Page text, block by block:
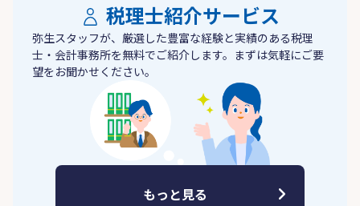
税理士紹介サービス
弥生スタッフが、厳選した豊富な経験と実績のある税理
士・会計事務所を無料でご紹介します。まずは気軽にご要
望をお聞かせください。
もっと見る